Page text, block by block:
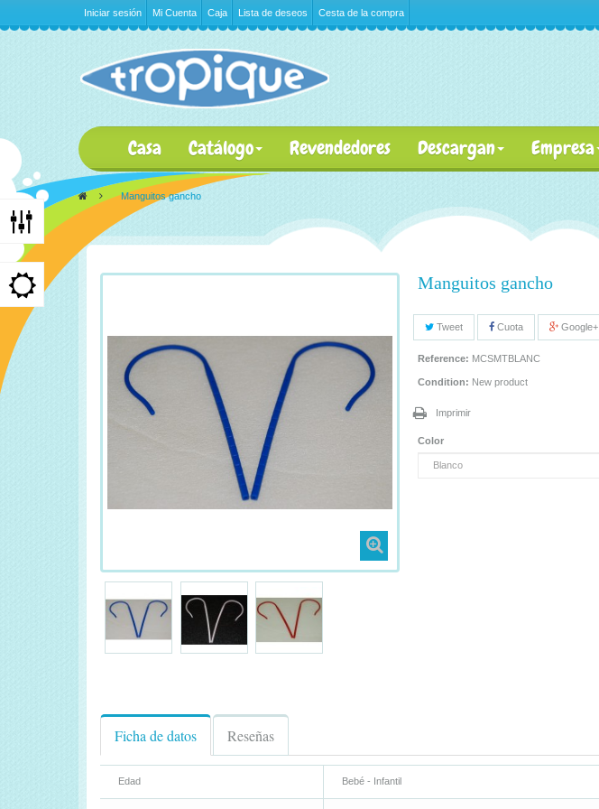
Iniciar sesión Mi Cuenta Caja Lista de deseos Cesta de la compra
Casa Catálogo Revendedores Descargan Empresa
> Manguitos gancho
Manguitos gancho
Tweet Cuota Google+
Reference: MCSMTBLANC
Condition: New product
Imprimir
Color
Ficha de datos Reseñas
Edad Bebé - Infantil